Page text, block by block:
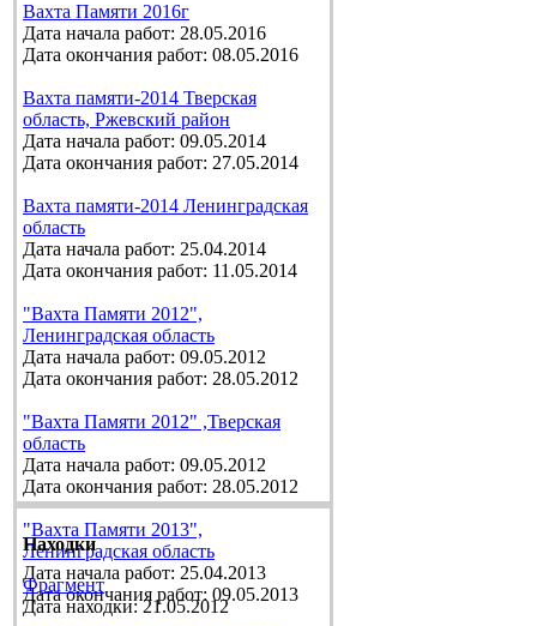
Вахта Памяти 2016г
Дата начала работ: 28.05.2016
Дата окончания работ: 08.05.2016
Вахта памяти-2014 Тверская
область, Ржевский район
Дата начала работ: 09.05.2014
Дата окончания работ: 27.05.2014
Вахта памяти-2014 Ленинградская
область
Дата начала работ: 25.04.2014
Дата окончания работ: 11.05.2014
"Вахта Памяти 2012",
Ленинградская область
Дата начала работ: 09.05.2012
Дата окончания работ: 28.05.2012
"Вахта Памяти 2012" ,Тверская
область
Дата начала работ: 09.05.2012
Дата окончания работ: 28.05.2012
"Вахта Памяти 2013",
Ленинградская область
Дата начала работ: 25.04.2013
Дата окончания работ: 09.05.2013
Находки
Фрагмент
Дата находки: 21.05.2012